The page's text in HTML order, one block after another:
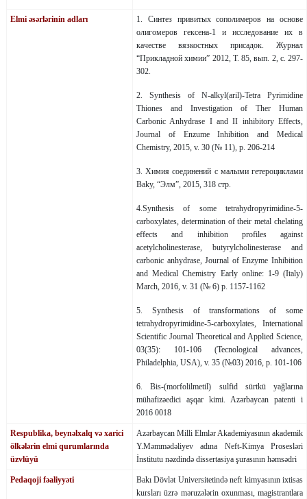
Elmi əsərlərinin adları
1. Синтез привитых сополимеров на основе
олигомеров гексена-1 и исследование их в
качестве вязкостных присадок. Журнал
“Прикладной химии” 2012, Т. 85, вып. 2, с. 297-
302.
2. Synthesis of N-alkyl(aril)-Tetra Pyrimidine
Thiones and Investigation of Ther Human
Carbonic Anhydrase I and II inhibitory Effects,
Journal of Enzume Inhibition and Medical
Chemistry, 2015, v. 30 (№ 11), p. 206-214
3. Химия соединений с малыми гетероциклами
Bakу, “Элм”, 2015, 318 стр.
4.Synthesis of some tetrahydropyrimidine-5-
carboxylates, determination of their metal chelating
effects and inhibition profiles against
acetylcholinesterase, butyrylcholinesterase and
carbonic anhydrase, Journal of Enzyme Inhibition
and Medical Chemistry Early online: 1-9 (Italy)
March, 2016, v. 31 (№ 6) p. 1157-1162
5. Synthesis of transformations of some
tetrahydropyrimidine-5-carboxylates, International
Scientific Journal Theoretical and Applied Science,
03(35): 101-106 (Tecnological advances,
Philadelphia, USA), v. 35 (№03) 2016, p. 101-106
6. Bis-(morfolilmetil) sulfid sürtkü yağlarına
mühafizəedici aşqar kimi. Azərbaycan patenti i
2016 0018
Respublika, beynəlxalq və xarici
ölkələrin elmi qurumlarında
üzvlüyü
Azərbaycan Milli Elmlər Akademiyasının akademik
Y.Məmmədəliyev adına Neft-Kimya Prosesləri
İnstitutu nəzdində dissertasiya şurasının həmsədri
Pedaqoji fəaliyyəti
Bakı Dövlət Universitetində neft kimyasının ixtisas
kursları üzrə məruzələrin oxunması, magistrantlara